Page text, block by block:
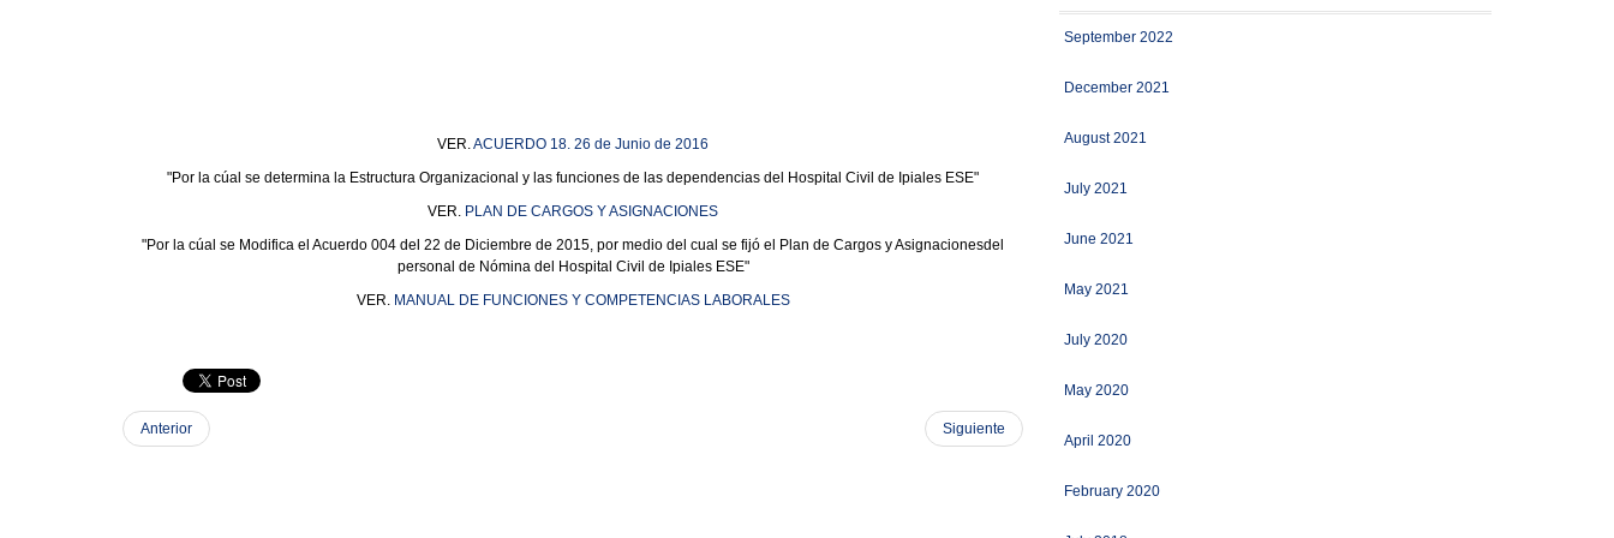
VER.ACUERDO 18. 26 de Junio de 2016
"Por la cúal se determina la Estructura Organizacional y las funciones de las dependencias del Hospital Civil de Ipiales ESE"
VER. PLAN DE CARGOS Y ASIGNACIONES
"Por la cúal se Modifica el Acuerdo 004 del 22 de Diciembre de 2015, por medio del cual se fijó el Plan de Cargos y Asignacionesdel
personal de Nómina del Hospital Civil de Ipiales ESE"
VER. MANUAL DE FUNCIONES Y COMPETENCIAS LABORALES
Anterior Siguiente
September 2022
December 2021
August 2021
July 2021
June 2021
May 2021
July 2020
May 2020
April 2020
February 2020